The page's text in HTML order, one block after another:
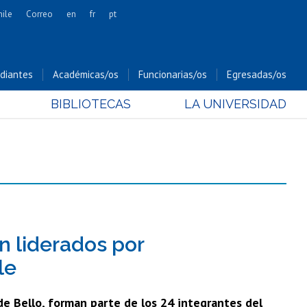
Cs. Forestales y Conservación
Cs. Sociales
Bachillerato
Hospital Clínico
Correo en fr pt
Académicas/os Funcionarias/os Egresadas/os
BIBLIOTECAS LA UNIVERSIDAD
liderados por
Bello, forman parte de los 24 integrantes del